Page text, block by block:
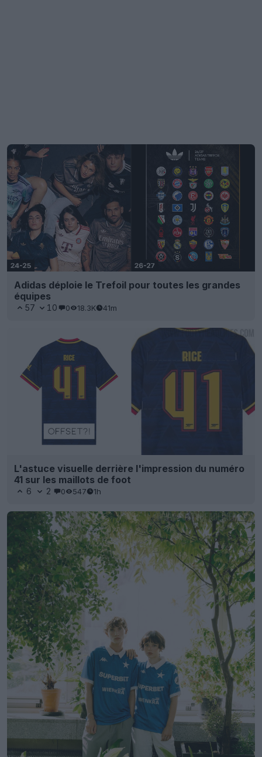
Adidas déploie le Trefoil pour toutes les grandes
équipes
57 10 0 18.3K 41m
L'astuce visuelle derrière l'impression du numéro
41 sur les maillots de foot
6 2 0 547 1h